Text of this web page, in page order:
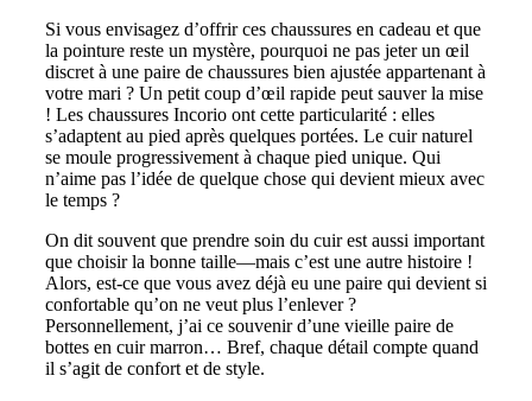
Si vous envisagez d’offrir ces chaussures en cadeau et que
la pointure reste un mystère, pourquoi ne pas jeter un œil
discret à une paire de chaussures bien ajustée appartenant à
votre mari ? Un petit coup d’œil rapide peut sauver la mise
! Les chaussures Incorio ont cette particularité : elles
s’adaptent au pied après quelques portées. Le cuir naturel
se moule progressivement à chaque pied unique. Qui
n’aime pas l’idée de quelque chose qui devient mieux avec
le temps ?
On dit souvent que prendre soin du cuir est aussi important
que choisir la bonne taille—mais c’est une autre histoire !
Alors, est-ce que vous avez déjà eu une paire qui devient si
confortable qu’on ne veut plus l’enlever ?
Personnellement, j’ai ce souvenir d’une vieille paire de
bottes en cuir marron… Bref, chaque détail compte quand
il s’agit de confort et de style.